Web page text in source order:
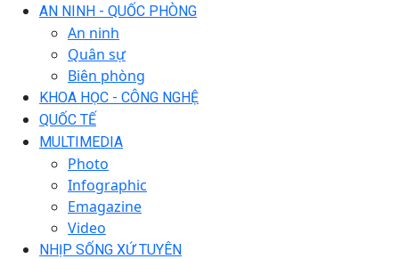
AN NINH - QUỐC PHÒNG
An ninh
Quân sự
Biên phòng
KHOA HỌC - CÔNG NGHỆ
QUỐC TẾ
MULTIMEDIA
Photo
Infographic
Emagazine
Video
NHỊP SỐNG XỨ TUYÊN